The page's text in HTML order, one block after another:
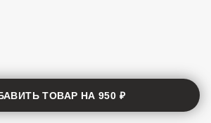
ТОВАР НА950 ₽